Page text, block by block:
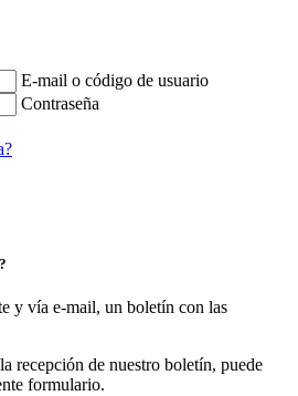
E-mail o código de usuario
Contraseña
y vía e-mail, un boletín con las
recepción de nuestro boletín, puede
formulario.